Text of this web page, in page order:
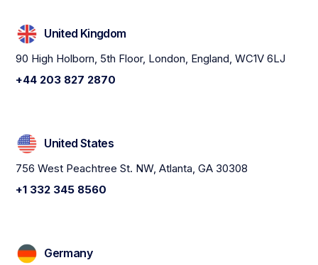
United Kingdom
90 High Holborn, 5th Floor, London, England, WC1V 6LJ
+44 203 827 2870
United States
756 West Peachtree St. NW, Atlanta, GA 30308
+1 332 345 8560
Germany